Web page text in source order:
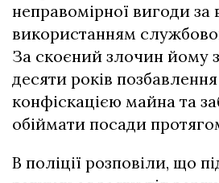
неправомірної вигоди за
використанням
За скоєний злочин йому
десяти років позбавлення
конфіскацією майна та
обіймати посади
В поліції розповіли, що